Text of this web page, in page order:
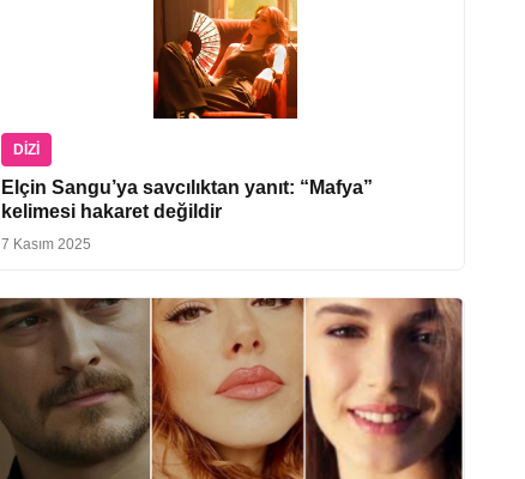
DIZI
Elçin Sangu’ya savcılıktan yanıt: “Mafya”
kelimesi hakaret değildir
7 Kasım 2025